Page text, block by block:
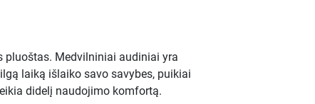
pluoštas. Medvilniniai audiniai yra
laiką išlaiko savo savybes, puikiai
didelį naudojimo komfortą.